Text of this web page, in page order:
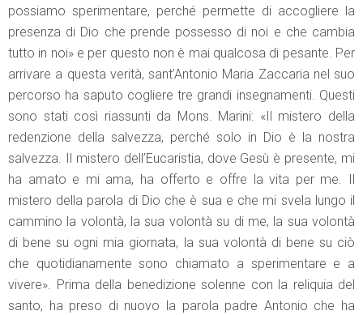
possiamo sperimentare, perché permette di accogliere la
presenza di Dio che prende possesso di noi e che cambia
tutto in noi» e per questo non è mai qualcosa di pesante. Per
arrivare a questa verità, sant’Antonio Maria Zaccaria nel suo
percorso ha saputo cogliere tre grandi insegnamenti. Questi
sono stati così riassunti da Mons. Marini: «Il mistero della
redenzione della salvezza, perché solo in Dio è la nostra
salvezza. Il mistero dell’Eucaristia, dove Gesù è presente, mi
ha amato e mi ama, ha offerto e offre la vita per me. Il
mistero della parola di Dio che è sua e che mi svela lungo il
cammino la volontà, la sua volontà su di me, la sua volontà
di bene su ogni mia giornata, la sua volontà di bene su ciò
che quotidianamente sono chiamato a sperimentare e a
vivere». Prima della benedizione solenne con la reliquia del
santo, ha preso di nuovo la parola padre Antonio che ha